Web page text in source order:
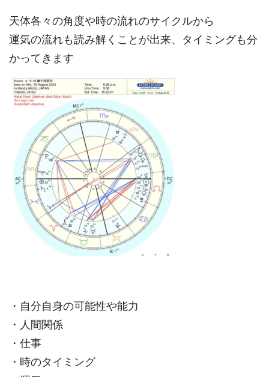
天体各々の角度や時の流れのサイクルから
運気の流れも読み解くことが出来、タイミングも分
かってきます
・自分自身の可能性や能力
・人間関係
・仕事
・時のタイミング